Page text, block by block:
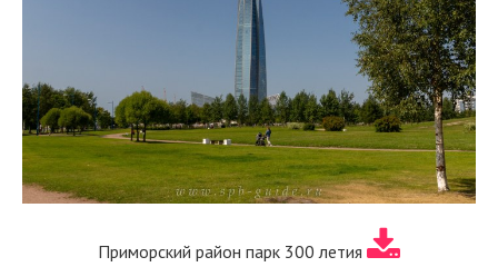
Приморский район парк 300 летия